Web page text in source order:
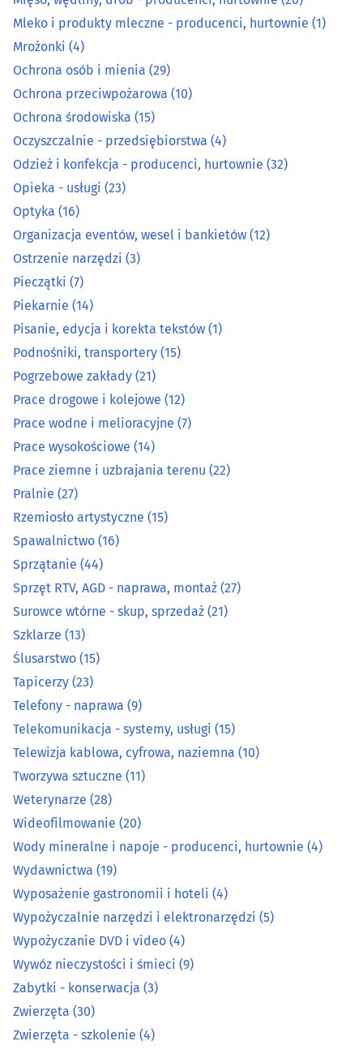
Mleko i produkty mleczne - producenci, hurtownie (1)
Mrożonki (4)
Ochrona osób i mienia(29)
Ochrona przeciwpożarowa
Ochrona środowiska
Oczyszczalnie - przedsiębiorstwa(4)
Odzież i konfekcja - producenci, hurtownie
Opieka - usługi (23)
(16)
Organizacja eventów, wesel i bankietów
Ostrzenie narzędzi(3)
Pieczątki(7)
Pisanie, edycja i korekta tekstów
Podnośniki, transportery(15)
Pogrzebowe zakłady
Prace drogowe i kolejowe
Prace wodne i melioracyjne (7)
Prace wysokościowe(14)
Prace ziemne i uzbrajania terenu
Pralnie
Rzemiosło artystyczne(15)
Spawalnictwo (16)
Sprzątanie(44)
Sprzęt RTV, AGD - naprawa, montaż
Mleko i produkty mleczne - producenci, hurtownie (1)
Mrożonki (4)
Ochrona osób i mienia (29)
Ochrona przeciwpożarowa (10)
Ochrona środowiska (15)
Oczyszczalnie - przedsiębiorstwa (4)
Odzież i konfekcja - producenci, hurtownie (32)
Opieka - usługi (23)
Optyka (16)
Organizacja eventów, wesel i bankietów (12)
Ostrzenie narzędzi (3)
Pieczątki (7)
Piekarnie (14)
Pisanie, edycja i korekta tekstów (1)
Podnośniki, transportery (15)
Pogrzebowe zakłady (21)
Prace drogowe i kolejowe (12)
Prace wodne i melioracyjne (7)
Prace wysokościowe (14)
Prace ziemne i uzbrajania terenu (22)
Pralnie (27)
Rzemiosło artystyczne (15)
Spawalnictwo (16)
Sprzątanie (44)
Sprzęt RTV, AGD - naprawa, montaż (27)
Surowce wtórne - skup, sprzedaż (21)
Szklarze (13)
Ślusarstwo (15)
Tapicerzy (23)
Telefony - naprawa (9)
Telekomunikacja - systemy, usługi (15)
Telewizja kablowa, cyfrowa, naziemna (10)
Tworzywa sztuczne (11)
Weterynarze (28)
Wideofilmowanie (20)
Wody mineralne i napoje - producenci, hurtownie (4)
Wydawnictwa (19)
Wyposażenie gastronomii i hoteli (4)
Wypożyczalnie narzędzi i elektronarzędzi (5)
Wypożyczanie DVD i video (4)
Wywóz nieczystości i śmieci (9)
Zabytki - konserwacja (3)
Zwierzęta (30)
Zwierzęta - szkolenie (4)